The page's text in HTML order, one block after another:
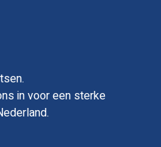
in voor een sterke